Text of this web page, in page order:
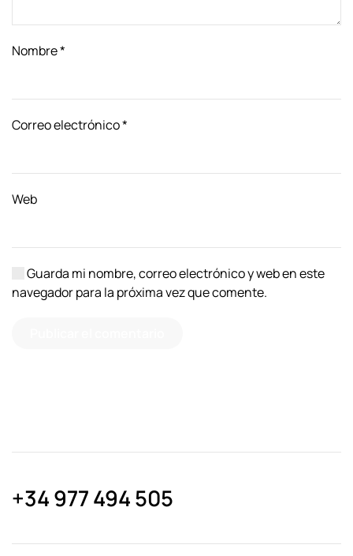
Nombre*
Correo electrónico*
Web
Guarda mi nombre, correo electrónico y web en este
navegador para la próxima vez que comente.
+34 977 494 505